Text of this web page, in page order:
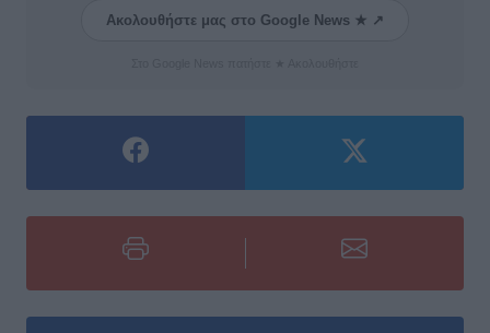
Ακολουθήστε μας στο Google News ★ ↗